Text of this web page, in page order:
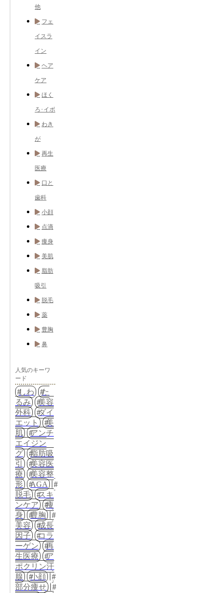
他
フェ
イスラ
イン
ヘア
ケア
ほく
ろ･イボ
わき
が
再生
医療
口と
歯科
小顔
点滴
痩身
美肌
脂肪
吸引
脱毛
薬
豊胸
鼻
人気のキーワ
ード
しわ
た
るみ
美容
外科
ダイ
エット
美
肌
アンチ
エイジン
グ
脂肪吸
引
美容医
療
美容整
形
AGA
脱毛
スキ
ンケア
痩
身
豊胸
美容
成長
因子
コラ
ーゲン
再
生医療
ア
ポクリン汗
腺
小顔
部分痩せ